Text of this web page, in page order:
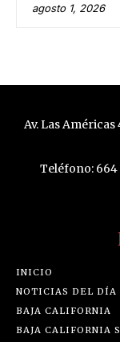
agosto 1, 2026
Av. Las Américas
Teléfono: 664
INICIO
NOTICIAS DEL DÍA
BAJA CALIFORNIA
BAJA CALIFORNIA